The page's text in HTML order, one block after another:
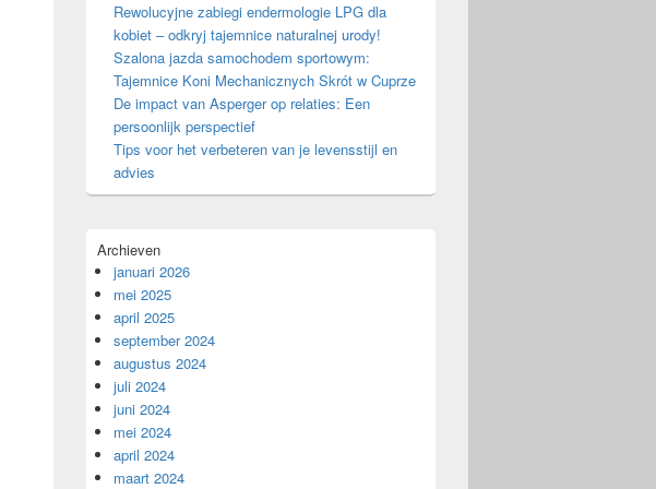
Rewolucyjne zabiegi endermologie LPG dla
kobiet – odkryj tajemnice naturalnej urody!
Szalona jazda samochodem sportowym:
Tajemnice Koni Mechanicznych Skrót w Cuprze
De impact van Asperger op relaties: Een
persoonlijk perspectief
Tips voor het verbeteren van je levensstijl en
advies
Archieven
januari 2026
mei 2025
april 2025
september 2024
augustus 2024
juli 2024
juni 2024
mei 2024
april 2024
maart 2024